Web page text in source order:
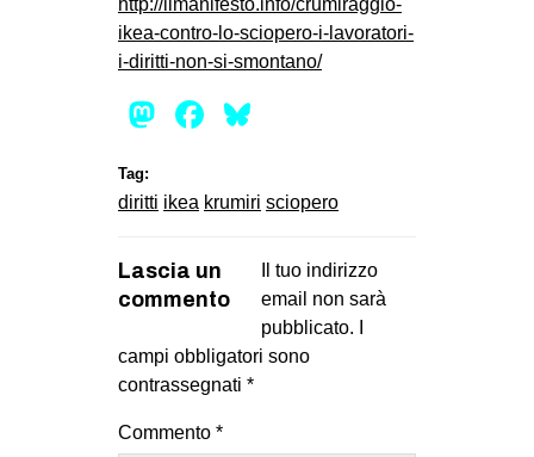
ikea-contro-lo-sciopero-i-lavoratori-
i-diritti-non-si-smontano/
Mastodon
Facebook
Tag:
diritti ikea krumiri sciopero
Lascia un
commento
Il tuo indirizzo
email non sarà
pubblicato.
campi obbligatori sono
contrassegnati *
Commento *